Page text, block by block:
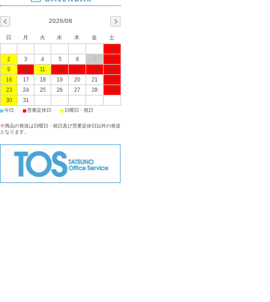
2026/08
日 月 火 水 木 金
土
1
2
3 4 5 6 7
8
9
10 11 12 13 14
15
16
17 18 19 20 21
22
23
24 25 26 27 28
29
30
31
■ 今日 ■ 営業定休日 ■ 日曜日・祝日
※商品の発送は日曜日・祝日及び営業定休日以外の発送
となります。